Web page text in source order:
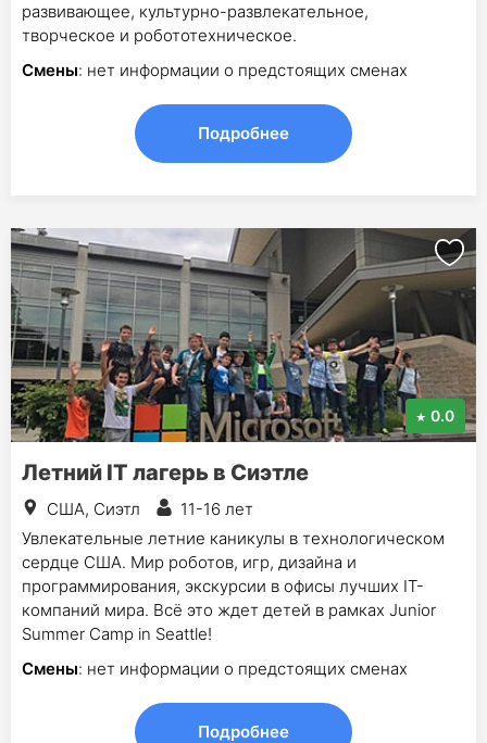
развивающее, культурно-развлекательное,
творческое и робототехническое.
Смены: нет информации о предстоящих сменах
Подробнее
0.0
Летний IT лагерь в Сиэтле
США, Сиэтл
11-16 лет
Увлекательные летние каникулы в технологическом
сердце США. Мир роботов, игр, дизайна и
программирования, экскурсии в офисы лучших IT-
компаний мира. Всё это ждет детей в рамках Junior
Summer Camp in Seattle!
Смены: нет информации о предстоящих сменах
Подробнее